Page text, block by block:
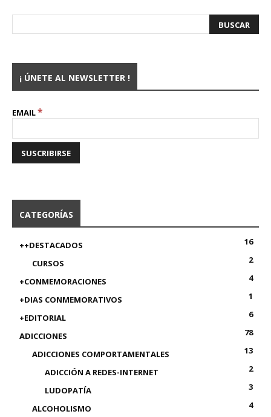
¡ ÚNETE AL NEWSLETTER !
EMAIL*
CATEGORÍAS
++DESTACADOS
16
CURSOS
2
+CONMEMORACIONES
4
+DIAS CONMEMORATIVOS
1
+EDITORIAL
6
ADICCIONES
78
ADICCIONES COMPORTAMENTALES
13
ADICCIÓN A REDES-INTERNET
2
LUDOPATÍA
3
ALCOHOLISMO
4